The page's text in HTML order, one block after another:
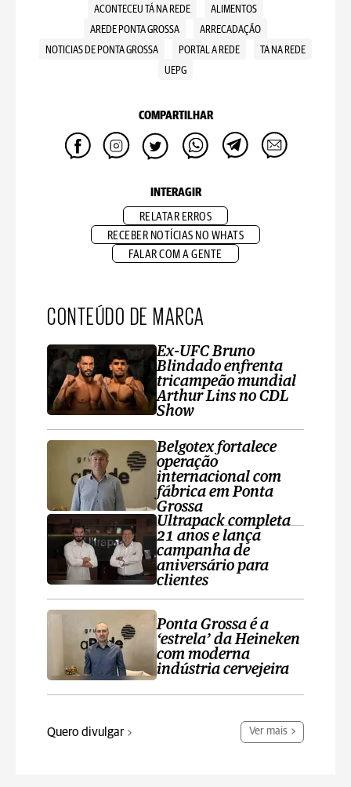
ACONTECEU TÁ NA REDE
ALIMENTOS
AREDE PONTA GROSSA
ARRECADAÇÃO
NOTICIAS DE PONTA GROSSA
PORTAL A REDE
TA NA REDE
UEPG
COMPARTILHAR
INTERAGIR
RELATAR ERROS
RECEBER NOTÍCIAS NO WHATS
FALAR COM A GENTE
CONTEÚDO DE MARCA
Ex-UFC Bruno
Blindado enfrenta
tricampeão mundial
Arthur Lins no CDL
Show
Belgotex fortalece
operação
internacional com
fábrica em Ponta
Grossa
Ultrapack completa
21 anos e lança
campanha de
aniversário para
clientes
Ponta Grossa é a
‘estrela’ da Heineken
com moderna
indústria cervejeira
Quero divulgar Ver mais